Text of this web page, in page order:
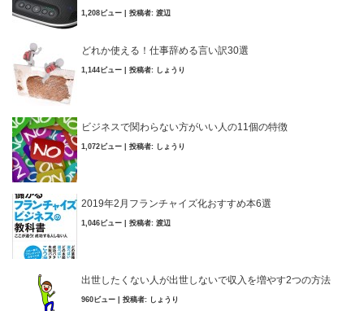
1,208ビュー 投稿者: 渡辺
どれか使える！仕事辞める言い訳30選
1,144ビュー 投稿者: しょうり
ビジネスで関わらない方がいい人の11個の特徴
1,072ビュー 投稿者: しょうり
2019年2月フランチャイズ化おすすめ本6選
1,046ビュー 投稿者: 渡辺
出世したくない人が出世しないで収入を増やす2つの方法
960ビュー 投稿者: しょうり